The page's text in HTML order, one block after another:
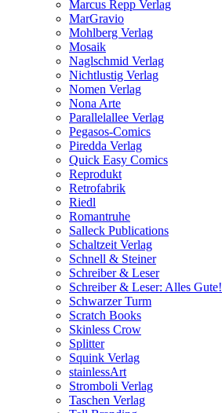
Marcus Repp Verlag
MarGravio
Mohlberg Verlag
Mosaik
Naglschmid Verlag
Nichtlustig Verlag
Nomen Verlag
Nona Arte
Parallelallee Verlag
Pegasos-Comics
Piredda Verlag
Quick Easy Comics
Reprodukt
Retrofabrik
Riedl
Romantruhe
Salleck Publications
Schaltzeit Verlag
Schnell & Steiner
Schreiber & Leser
Schreiber & Leser: Alles Gute!
Schwarzer Turm
Scratch Books
Skinless Crow
Splitter
Squink Verlag
stainlessArt
Stromboli Verlag
Taschen Verlag